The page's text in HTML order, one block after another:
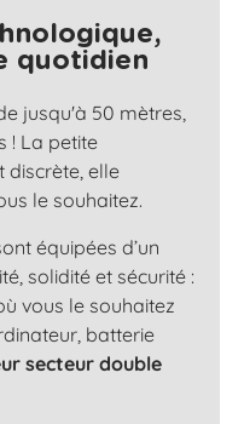
quotidien
jusqu'à 50 mètres,
! La petite
discrète, elle
le souhaitez.
équipées d’un
solidité et sécurité :
vous le souhaitez
batterie
secteur double